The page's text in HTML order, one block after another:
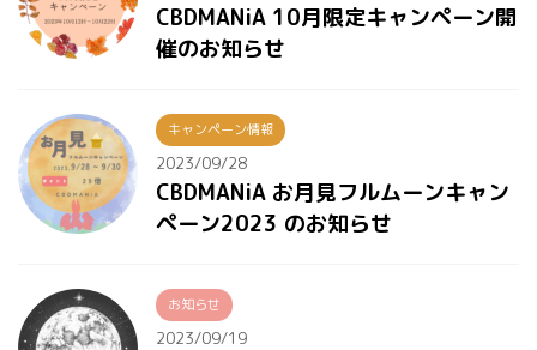
CBDMANiA 10月限定キャンペーン開
催のお知らせ
キャンペーン情報
2023/09/28
CBDMANiA お月見フルムーンキャン
ペーン2023 のお知らせ
お知らせ
2023/09/19